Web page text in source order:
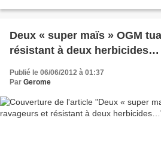
Deux « super maïs » OGM
résistant à deux herbicides…
Publié le 06/06/2012 à 01:37
Par Gerome